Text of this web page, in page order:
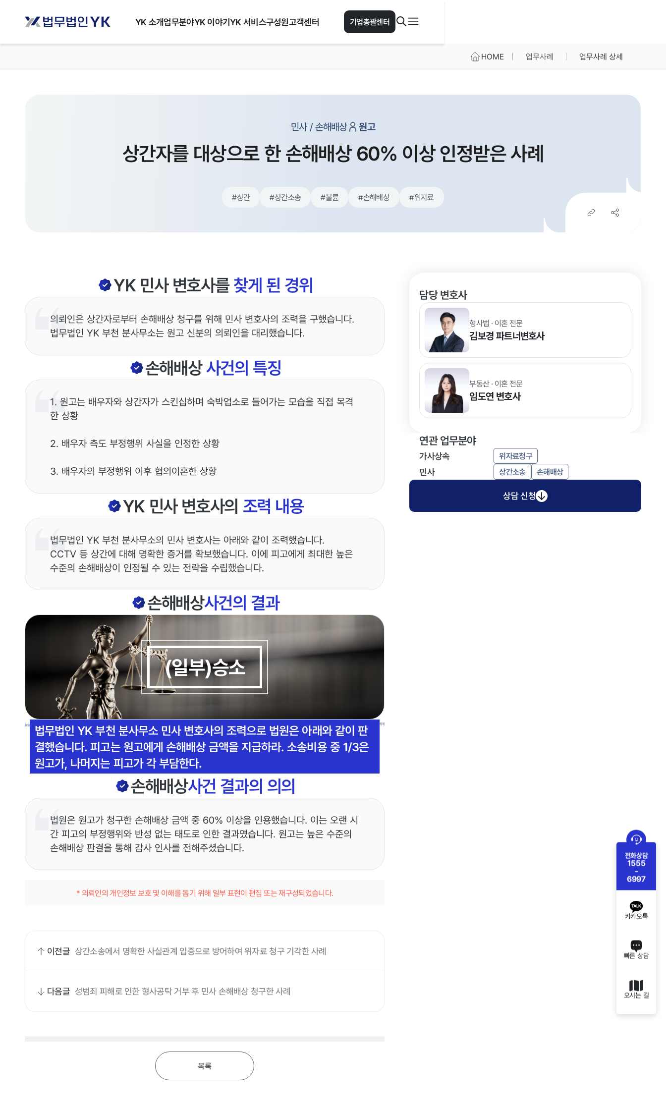
YK 소개업무분야YK 이야기YK 서비스구성원고객센터 기업총괄센터
HOME 업무사례 업무사례 상세
민사 / 손해배상 원고
상간자를 대상으로 한 손해배상 60% 이상 인정받은 사례
#상간 #상간소송 #불륜 #손해배상 #위자료
YK 민사변호사를찾게 된 경위
의뢰인은 상간자로부터 손해배상 청구를 위해 민사 변호사의 조력을 구했습니다.
법무법인 YK 부천 분사무소는 원고 신분의 의뢰인을 대리했습니다.
손해배상사건의 특징
1. 원고는 배우자와 상간자가 스킨십하며 숙박업소로 들어가는 모습을 직접 목격
한 상황
2. 배우자 측도 부정행위 사실을 인정한 상황
3. 배우자의 부정행위 이후 협의이혼한 상황
YK 민사변호사의 조력 내용
법무법인 YK 부천 분사무소의 민사 변호사는 아래와 같이 조력했습니다.
CCTV 등 상간에 대해 명확한 증거를 확보했습니다. 이에 피고에게 최대한 높은
수준의 손해배상이 인정될 수 있는 전략을 수립했습니다.
손해배상사건의 결과
(일부)승소
법무법인 YK 부천 분사무소 민사 변호사의 조력으로 법원은 아래와 같이 판
결했습니다. 피고는 원고에게 손해배상 금액을 지급하라. 소송비용 중 1/3은
원고가, 나머지는 피고가 각 부담한다.
손해배상사건 결과의 의의
법원은 원고가 청구한 손해배상 금액 중 60% 이상을 인용했습니다. 이는 오랜 시
간 피고의 부정행위와 반성 없는 태도로 인한 결과였습니다. 원고는 높은 수준의
손해배상 판결을 통해 감사 인사를 전해주셨습니다.
* 의뢰인의 개인정보 보호 및 이해를 돕기 위해 일부 표현이 편집 또는 재구성되었습니다.
담당 변호사
형사법 · 이혼 전문
김보경파트너변호사
부동산 · 이혼 전문
임도연 변호사
연관 업무분야
가사상속 위자료청구
민사 상간소송 손해배상
상담 신청
이전글 상간소송에서 명확한 사실관계 입증으로 방어하여 위자료 청구 기각한 사례
다음글 성범죄 피해로 인한 형사공탁 거부 후 민사 손해배상 청구한 사례
목록
전화상담
1555
-
6997
카카오톡
빠른 상담
오시는 길